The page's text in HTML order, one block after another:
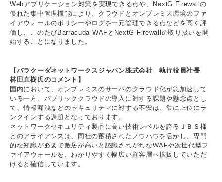
Webアプリケーション対策を実現できる点や、NextG Firewallの
優れた集中管理機能により、クラウドとオンプレミス環境のファ
イアウォールのポリシーやログを一元管理できる点などを高く評
価し、このたびBarracuda WAFとNextG Firewallの取り扱いを開
始することになりました。
【バラクーダネットワークスジャパン株式会社 執行役員社長
林田直樹氏のコメント】
国内において、オンプレミスのサーバのクラウド化が急加速して
いる一方、パブリッククラウドの導入に対する課題や懸念点とし
て、情報漏洩などのセキュリティに対する不安は、常に上位にラ
ンクインする課題となっております。
ネットワークセキュリティ製品に高い技術レベルを誇るＪＢＳ様
とのアライアンスは、同社の蓄積されたノウハウを活かし、専門
的な知識が必要で敷居が高いと認識されがちなWAFや次世代型フ
ァイアウォールを、わかりやすく幅広い顧客層へ拡販していただ
けると確信しています。